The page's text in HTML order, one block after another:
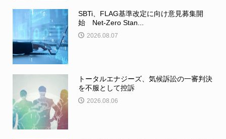
SBTi、FLAG基準改定に向け意見募集開
始 Net-Zero Stan...
2026.08.07
トータルエナジーズ、気候訴訟の一審判決
を不服として控訴
2026.08.06